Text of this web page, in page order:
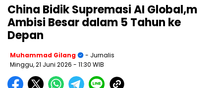
China Bidik Supremasi AI Global,m
Ambisi Besar dalam 5 Tahun ke
Depan
Muhammad Gilang
- Jurnalis
Minggu, 21 Juni 2026 - 11:30 WIB